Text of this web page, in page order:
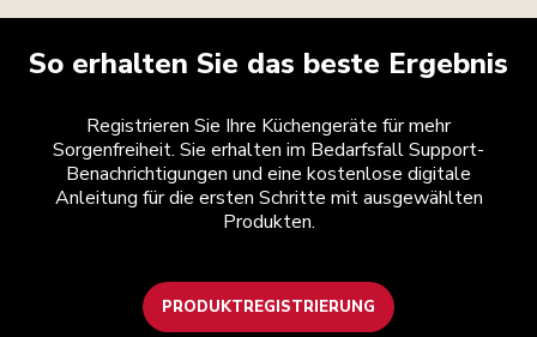
So erhalten Sie das beste Ergebnis
Registrieren Sie Ihre Küchengeräte für mehr
Sorgenfreiheit. Sie erhalten im Bedarfsfall Support-
Benachrichtigungen und eine kostenlose digitale
Anleitung für die ersten Schritte mit ausgewählten
Produkten.
PRODUKTREGISTRIERUNG